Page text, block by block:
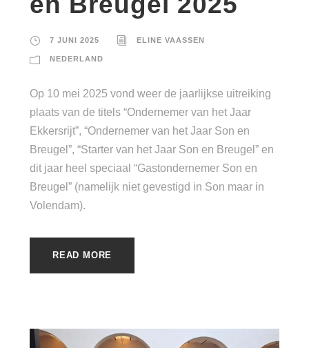
7 JUNI 2025 ELINE VAASSEN
NEDERLAND
Op 10 mei 2025 vond weer de jaarlijkse uitreiking
plaats van de titels “Ondernemer van het Jaar
Ekkersrijt”, “Ondernemer van het Jaar Son en
Breugel”, “Starter van het Jaar Son en Breugel” en
dit jaar heel speciaal “Gastondernemer Son en
Breugel” (namelijk niet gevestigd in Son maar in
Volendam).
READ MORE